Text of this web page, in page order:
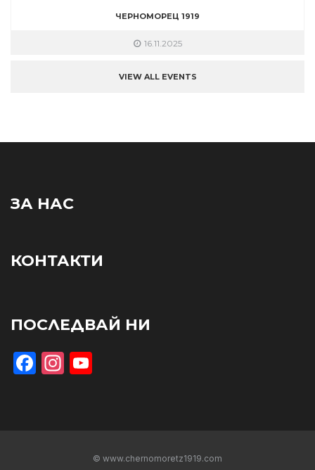
ЧЕРНОМОРЕЦ 1919
16.11.2025
VIEW ALL EVENTS
ЗА НАС
КОНТАКТИ
ПОСЛЕДВАЙ НИ
Facebook
Instagram
© www.chernomoretz1919.com